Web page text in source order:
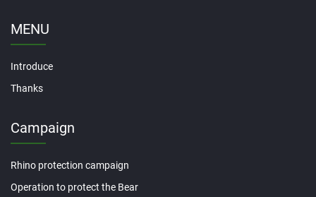
MENU
Introduce
Thanks
Campaign
Rhino protection campaign
Operation to protect the Bear